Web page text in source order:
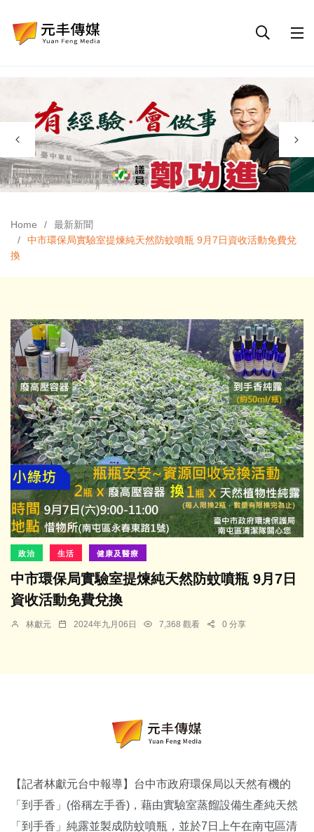
Home
最新新聞
中市環保局實驗室提煉純天然防蚊噴瓶 9月7日資收活動免費兌
換
政治 生活 健康及醫療
中市環保局實驗室提煉純天然防蚊噴瓶 9月7日
資收活動免費兌換
林獻元 2024年九月06日 7,368 觀看 0 分享
【記者林獻元台中報導】台中市政府環保局以天然有機的
「到手香」(俗稱左手香)，藉由實驗室蒸餾設備生產純天然
「到手香」純露並製成防蚊噴瓶，並於7日上午在南屯區清